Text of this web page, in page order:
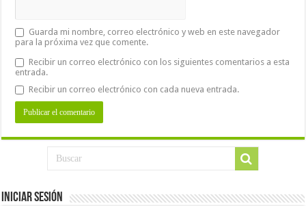
Guarda mi nombre, correo electrónico y web en este navegador
para la próxima vez que comente.
Recibir un correo electrónico con los siguientes comentarios a esta
entrada.
Recibir un correo electrónico con cada nueva entrada.
Iniciar Sesión